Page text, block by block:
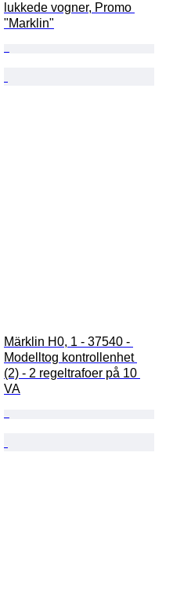
lukkede vogner, Promo
"Marklin"
Märklin H0, 1 - 37540 -
Modelltog kontrollenhet
(2) - 2 regeltrafoer på 10
VA